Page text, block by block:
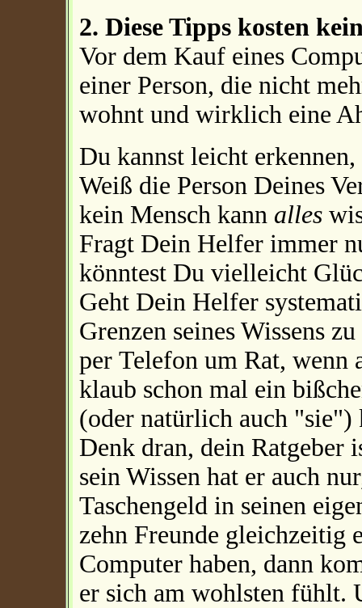
2. Diese Tipps kosten
Vor dem Kauf eines
einer Person, die nicht
wohnt und wirklich eine
Du kannst leicht
Weiß die Person Deines
kein Mensch kann alles
Fragt Dein Helfer immer
könntest Du vielleicht
Geht Dein Helfer
Grenzen seines Wissens
per Telefon um Rat, wenn
klaub schon mal ein
(oder natürlich auch "sie")
Denk dran, dein Ratgeber
sein Wissen hat er auch
Taschengeld in seinen
zehn Freunde gleichzeitig
Computer haben, dann
er sich am wohlsten fühlt.